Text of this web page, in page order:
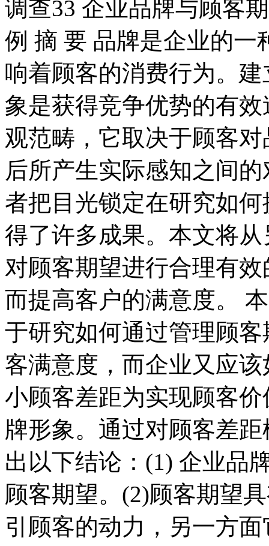
调查33 企业品牌与顾客
例 摘 要 品牌是企业的一
响着顾客的消费行为。
象是获得竞争优势的有
观范畴，它取决于顾客
后所产生实际感知之间
者把目光锁定在研究如
得了许多成果。本文将
对顾客期望进行合理有
而提高客户的满意度。
于研究如何通过管理顾
客满意度，而企业又应
小顾客差距为实现顾客
牌形象。通过对顾客差
出以下结论：(1) 企业品
顾客期望。(2)顾客期望
引顾客的动力，另一方